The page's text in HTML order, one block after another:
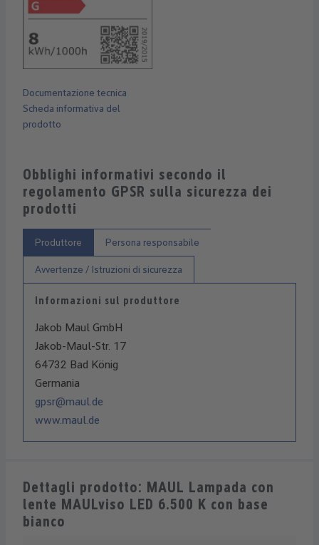
Documentazione tecnica
Scheda informativa del
prodotto
Obblighi informativi secondo il
regolamento GPSR sulla sicurezza dei
prodotti
Produttore Persona responsabile
Avvertenze / Istruzioni di sicurezza
Informazioni sul produttore
Jakob Maul GmbH
Jakob-Maul-Str. 17
64732 Bad König
Germania
gpsr@maul.de
www.maul.de
Dettagli prodotto: MAUL Lampada con
lente MAULviso LED 6.500 K con base
bianco